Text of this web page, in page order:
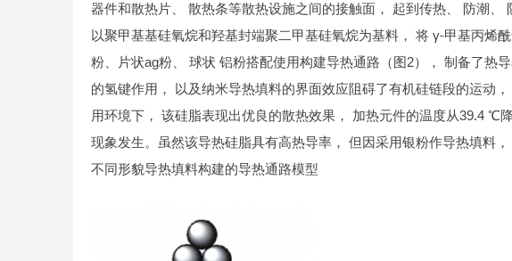
器件和散热片、 散热条等散热设施之间的接触面， 起到传热、 防潮、
以聚甲基基硅氧烷和羟基封端聚二甲基硅氧烷为基料， 将 γ⁃甲基丙烯
粉、片状ag粉、 球状 铝粉搭配使用构建导热通路（图2）， 制备了热
的氢键作用， 以及纳米导热填料的界面效应阻碍了有机硅链段的运动
用环境下， 该硅脂表现出优良的散热效果， 加热元件的温度从39.4 ℃
现象发生。虽然该导热硅脂具有高热导率， 但因采用银粉作导热填料，
不同形貌导热填料构建的导热通路模型